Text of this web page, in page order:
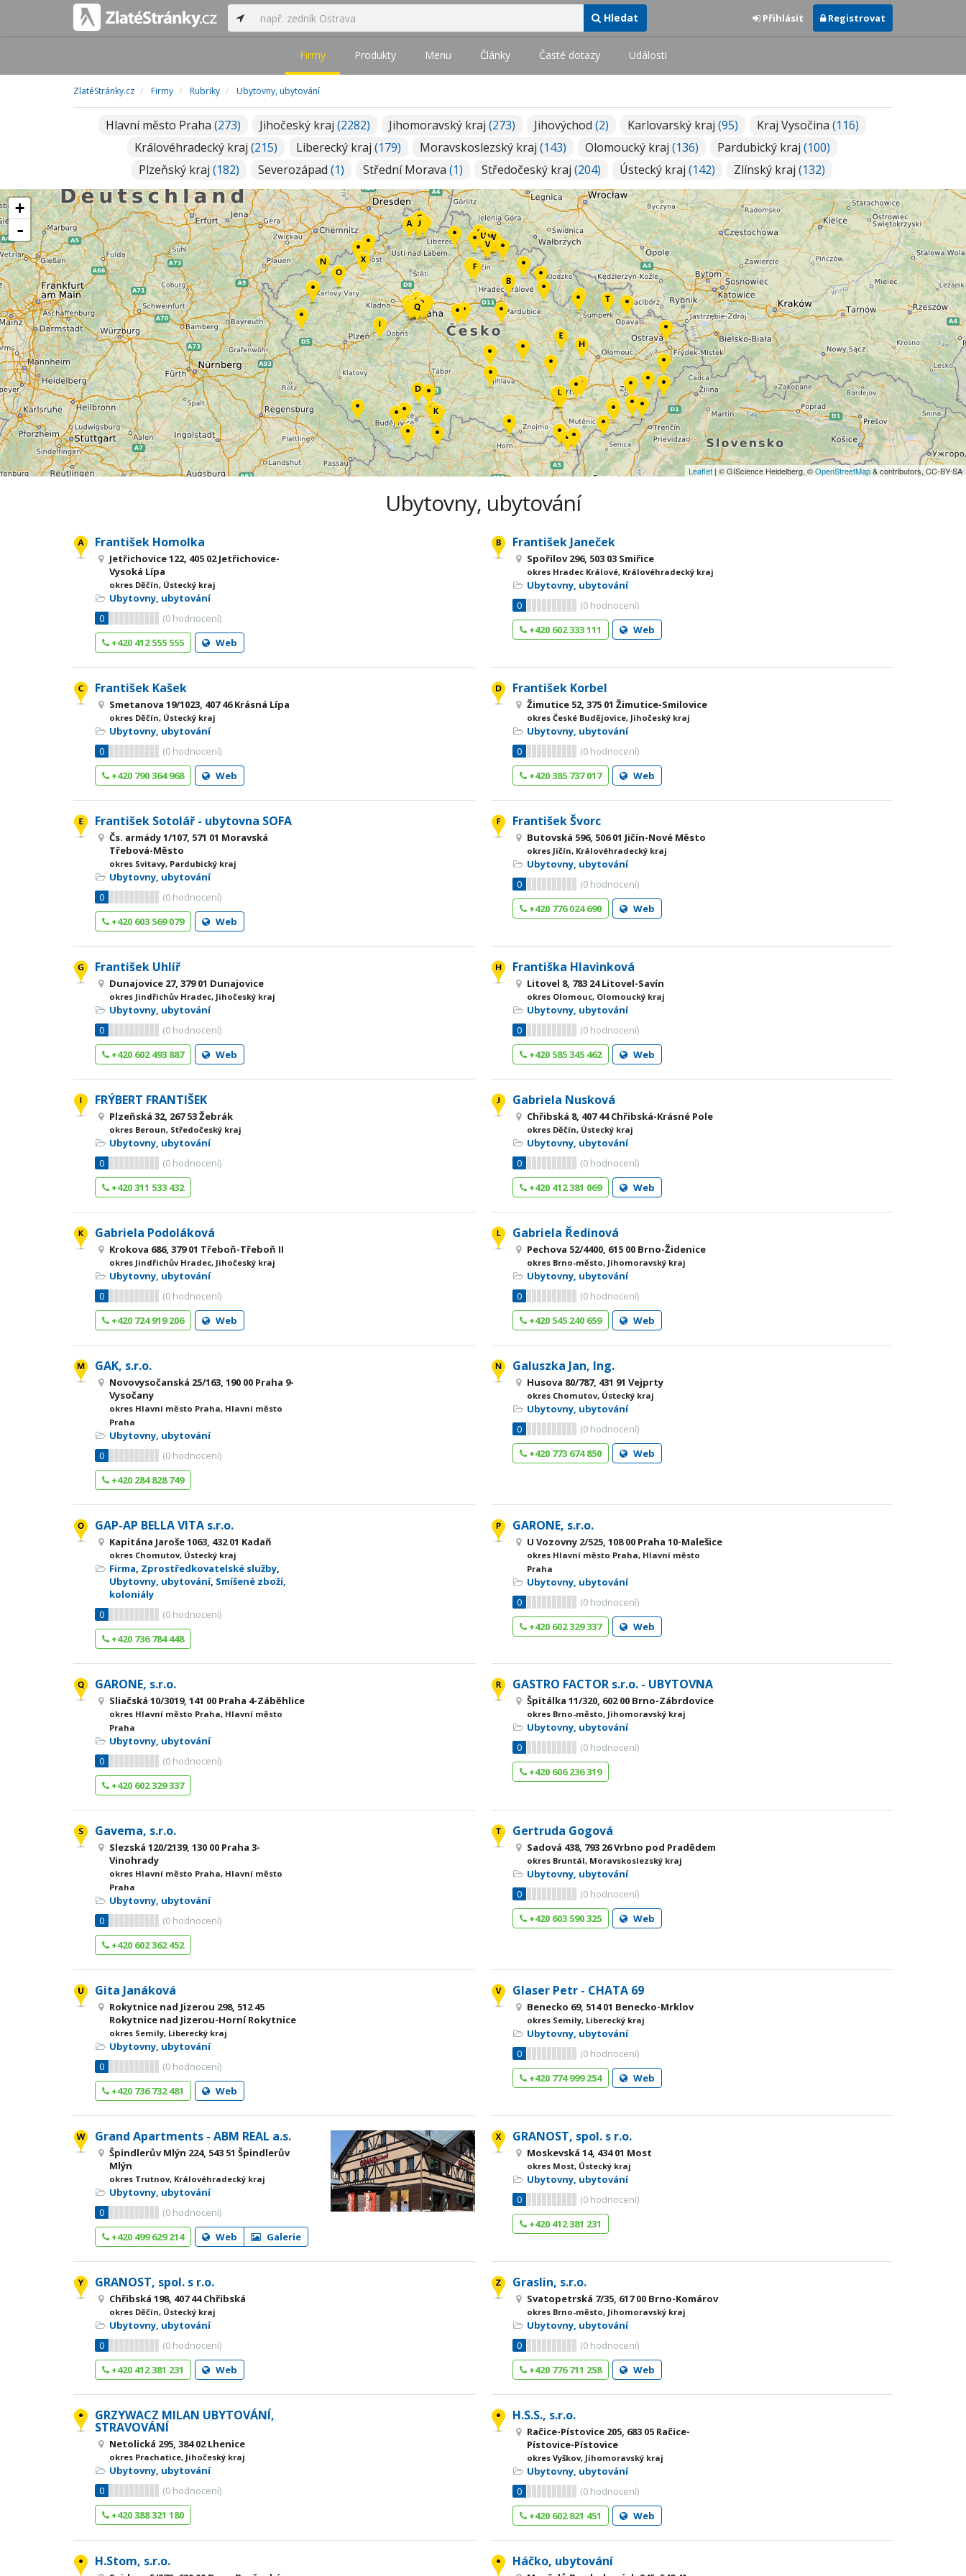
Hledat Přihlásit Registrovat
Firmy Produkty Menu Články Časté dotazy Události
ZlatéStránky.cz Firmy Rubriky Ubytovny, ubytování
Hlavní město Praha (273) Jihočeský kraj (2282) Jihomoravský kraj (273) Jihovýchod (2) Karlovarský kraj (95) Kraj Vysočina (116)
Královéhradecký kraj (215) Liberecký kraj (179) Moravskoslezský kraj (143) Olomoucký kraj (136) Pardubický kraj (100)
Plzeňský kraj (182) Severozápad (1) Střední Morava (1) Středočeský kraj (204) Ústecký kraj (142) Zlínský kraj (132)
+
-
Leaflet | © GIScience Heidelberg, ©OpenStreetMap& contributors, CC-BY-SA
Ubytovny, ubytování
František Homolka
Jetřichovice 122, 405 02 Jetřichovice-
Vysoká Lípa
okres Děčín, Ústecký kraj
Ubytovny, ubytování
0
(0 hodnocení)
+420 412 555 555
Web
František Janeček
Spořilov 296, 503 03 Smiřice
okres Hradec Králové, Královéhradecký kraj
Ubytovny, ubytování
0
(0 hodnocení)
+420 602 333 111
Web
František Kašek
Smetanova 19/1023, 407 46 Krásná Lípa
okres Děčín, Ústecký kraj
Ubytovny, ubytování
0
(0 hodnocení)
+420 790 364 968
Web
František Korbel
Žimutice 52, 375 01 Žimutice-Smilovice
okres České Budějovice, Jihočeský kraj
Ubytovny, ubytování
0
(0 hodnocení)
+420 385 737 017
Web
František Sotolář - ubytovna SOFA
Čs. armády 1/107, 571 01 Moravská
Třebová-Město
okres Svitavy, Pardubický kraj
Ubytovny, ubytování
0
(0 hodnocení)
+420 603 569 079
Web
František Švorc
Butovská 596, 506 01 Jičín-Nové Město
okres Jičín, Královéhradecký kraj
Ubytovny, ubytování
0
(0 hodnocení)
+420 776 024 690
Web
František Uhlíř
Dunajovice 27, 379 01 Dunajovice
okres Jindřichův Hradec, Jihočeský kraj
Ubytovny, ubytování
0
(0 hodnocení)
+420 602 493 887
Web
Františka Hlavinková
Litovel 8, 783 24 Litovel-Savín
okres Olomouc, Olomoucký kraj
Ubytovny, ubytování
0
(0 hodnocení)
+420 585 345 462
Web
FRÝBERT FRANTIŠEK
Plzeňská 32, 267 53 Žebrák
okres Beroun, Středočeský kraj
Ubytovny, ubytování
0
(0 hodnocení)
+420 311 533 432
Gabriela Nusková
Chřibská 8, 407 44 Chřibská-Krásné Pole
okres Děčín, Ústecký kraj
Ubytovny, ubytování
0
(0 hodnocení)
+420 412 381 069
Web
Gabriela Podoláková
Krokova 686, 379 01 Třeboň-Třeboň II
okres Jindřichův Hradec, Jihočeský kraj
Ubytovny, ubytování
0
(0 hodnocení)
+420 724 919 206
Web
Gabriela Ředinová
Pechova 52/4400, 615 00 Brno-Židenice
okres Brno-město, Jihomoravský kraj
Ubytovny, ubytování
0
(0 hodnocení)
+420 545 240 659
Web
GAK, s.r.o.
Novovysočanská 25/163, 190 00 Praha 9-
Vysočany
okres Hlavní město Praha, Hlavní město
Praha
Ubytovny, ubytování
0
(0 hodnocení)
+420 284 828 749
Galuszka Jan, Ing.
Husova 80/787, 431 91 Vejprty
okres Chomutov, Ústecký kraj
Ubytovny, ubytování
0
(0 hodnocení)
+420 773 674 850
Web
GAP-AP BELLA VITA s.r.o.
Kapitána Jaroše 1063, 432 01 Kadaň
okres Chomutov, Ústecký kraj
Firma, Zprostředkovatelské služby,
Ubytovny, ubytování, Smíšené zboží,
koloniály
0
(0 hodnocení)
+420 736 784 448
GARONE, s.r.o.
U Vozovny 2/525, 108 00 Praha 10-Malešice
okres Hlavní město Praha, Hlavní město
Praha
Ubytovny, ubytování
0
(0 hodnocení)
+420 602 329 337
Web
GARONE, s.r.o.
Sliačská 10/3019, 141 00 Praha 4-Záběhlice
okres Hlavní město Praha, Hlavní město
Praha
Ubytovny, ubytování
0
(0 hodnocení)
+420 602 329 337
GASTRO FACTOR s.r.o. - UBYTOVNA
Špitálka 11/320, 602 00 Brno-Zábrdovice
okres Brno-město, Jihomoravský kraj
Ubytovny, ubytování
0
(0 hodnocení)
+420 606 236 319
Gavema, s.r.o.
Slezská 120/2139, 130 00 Praha 3-
Vinohrady
okres Hlavní město Praha, Hlavní město
Praha
Ubytovny, ubytování
0
(0 hodnocení)
+420 602 362 452
Gertruda Gogová
Sadová 438, 793 26 Vrbno pod Pradědem
okres Bruntál, Moravskoslezský kraj
Ubytovny, ubytování
0
(0 hodnocení)
+420 603 590 325
Web
Gita Janáková
Rokytnice nad Jizerou 298, 512 45
Rokytnice nad Jizerou-Horní Rokytnice
okres Semily, Liberecký kraj
Ubytovny, ubytování
0
(0 hodnocení)
+420 736 732 481
Web
Glaser Petr - CHATA 69
Benecko 69, 514 01 Benecko-Mrklov
okres Semily, Liberecký kraj
Ubytovny, ubytování
0
(0 hodnocení)
+420 774 999 254
Web
Grand Apartments - ABM REAL a.s.
Špindlerův Mlýn 224, 543 51 Špindlerův
Mlýn
okres Trutnov, Královéhradecký kraj
Ubytovny, ubytování
0
(0 hodnocení)
+420 499 629 214
Web Galerie
GRANOST, spol. s r.o.
Moskevská 14, 434 01 Most
okres Most, Ústecký kraj
Ubytovny, ubytování
0
(0 hodnocení)
+420 412 381 231
GRANOST, spol. s r.o.
Chřibská 198, 407 44 Chřibská
okres Děčín, Ústecký kraj
Ubytovny, ubytování
0
(0 hodnocení)
+420 412 381 231
Web
Graslin, s.r.o.
Svatopetrská 7/35, 617 00 Brno-Komárov
okres Brno-město, Jihomoravský kraj
Ubytovny, ubytování
0
(0 hodnocení)
+420 776 711 258
Web
GRZYWACZ MILAN UBYTOVÁNÍ,
STRAVOVÁNÍ
Netolická 295, 384 02 Lhenice
okres Prachatice, Jihočeský kraj
Ubytovny, ubytování
0
(0 hodnocení)
+420 388 321 180
H.S.S., s.r.o.
Račice-Pístovice 205, 683 05 Račice-
Pístovice-Pístovice
okres Vyškov, Jihomoravský kraj
Ubytovny, ubytování
0
(0 hodnocení)
+420 602 821 451
Web
H.Stom, s.r.o. Háčko, ubytování